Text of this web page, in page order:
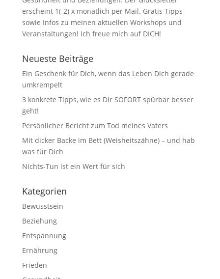
erscheint 1(-2) x monatlich per Mail. Gratis Tipps
sowie Infos zu meinen aktuellen Workshops und
Veranstaltungen! Ich freue mich auf DICH!
Neueste Beiträge
Ein Geschenk für Dich, wenn das Leben Dich gerade
umkrempelt
3 konkrete Tipps, wie es Dir SOFORT spürbar besser
geht!
Persönlicher Bericht zum Tod meines Vaters
Mit dicker Backe im Bett (Weisheitszähne) – und hab
was für Dich
Nichts-Tun ist ein Wert für sich
Kategorien
Bewusstsein
Beziehung
Entspannung
Ernährung
Frieden